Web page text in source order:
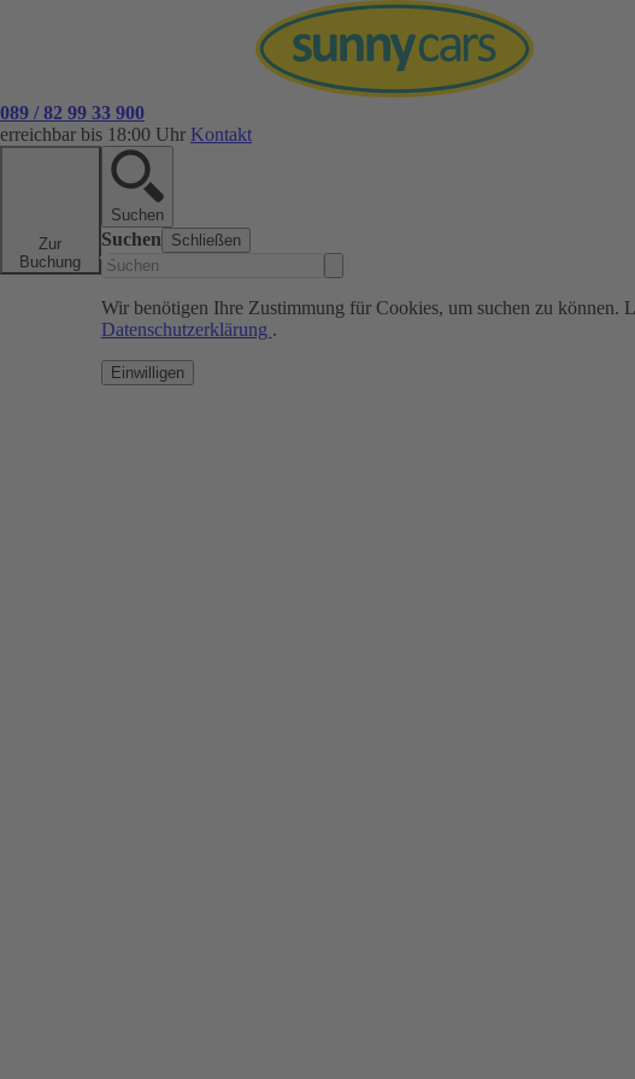
089 / 82 99 33 900
erreichbar bis 18:00 Uhr Kontakt
Zur
Buchung
Suchen
Suchen Schließen
Wir benötigen Ihre Zustimmung für Cookies, um suchen zu können.
Datenschutzerklärung .
Einwilligen